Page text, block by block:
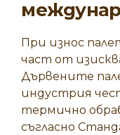
При износ
част от
Дървените
индустрия
термично
съгласно